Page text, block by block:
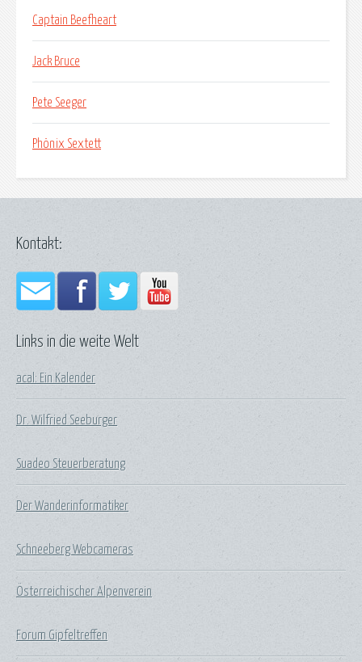
Captain Beefheart
Jack Bruce
Pete Seeger
Phönix Sextett
Links in die weite Welt
acal: Ein Kalender
Dr. Wilfried Seeburger
Suadeo Steuerberatung
Der Wanderinformatiker
Schneeberg Webcameras
Österreichischer Alpenverein
Forum Gipfeltreffen
Kontakt: